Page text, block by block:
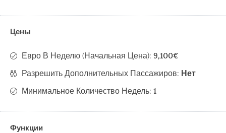
Цены
Евро В Неделю (начальная Цена): 9,100€
Разрешить Дополнительных Пассажиров: Нет
Минимальное Количество Недель: 1
Функции